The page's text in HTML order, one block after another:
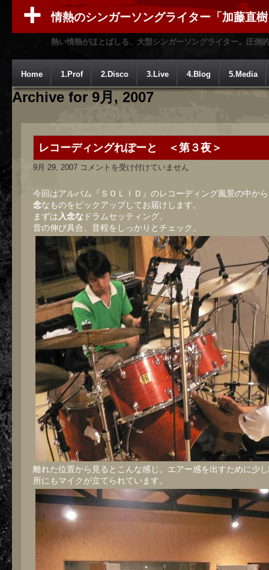
情熱のシンガーソングライター「加藤直
熱い情熱がほとばしる、大型シンガーソングライター。圧倒
Home 1.Prof 2.Disco 3.Live 4.Blog 5.Media
Archive for 9月, 2007
レコーディングれぽーと ＜第３夜＞
9月 29, 2007 レ
デ
ィ
ン
グ
れ
ぽ
ー
と
＜
第
夜
＞
は
コメントを受け付けていません
今回はアルバム『ＳＯＬＩＤ』のレコーディング風景の中か
念なものをピックアップしてお届けします。
まずは 入念な ドラムセッティング。
音の伸び具合、音程をしっかりとチェック。
離れた位置から見るとこんな感じ。エアー感を出すために少
所にもマイクが立てられています。